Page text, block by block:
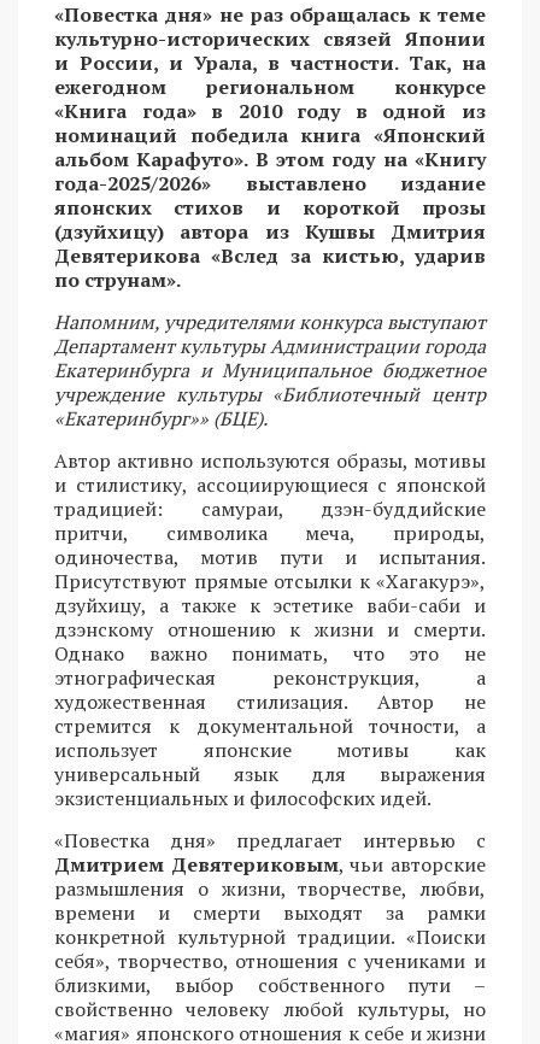
«Повестка дня» не раз обращалась к теме
культурно-исторических связей Японии
и России, и Урала, в частности. Так, на
ежегодном региональном конкурсе
«Книга года» в 2010 году в одной из
номинаций победила книга «Японский
альбом Карафуто». В этом году на «Книгу
года-2025/2026» выставлено издание
японских стихов и короткой прозы
(дзуйхицу) автора из Кушвы Дмитрия
Девятерикова «Вслед за кистью, ударив
по струнам».
Напомним, учредителями конкурса выступают
Департамент культуры Администрации города
Екатеринбурга и Муниципальное бюджетное
учреждение культуры «Библиотечный центр
«Екатеринбург»» (БЦЕ).
Автор активно используются образы, мотивы
и стилистику, ассоциирующиеся с японской
традицией: самураи, дзэн-буддийские
притчи, символика меча, природы,
одиночества, мотив пути и испытания.
Присутствуют прямые отсылки к «Хагакурэ»,
дзуйхицу, а также к эстетике ваби-саби и
дзэнскому отношению к жизни и смерти.
Однако важно понимать, что это не
этнографическая реконструкция, а
художественная стилизация. Автор не
стремится к документальной точности, а
использует японские мотивы как
универсальный язык для выражения
экзистенциальных и философских идей.
«Повестка дня» предлагает интервью с
Дмитрием Девятериковым, чьи авторские
размышления о жизни, творчестве, любви,
времени и смерти выходят за рамки
конкретной культурной традиции. «Поиски
себя», творчество, отношения с учениками и
близкими, выбор собственного пути –
свойственно человеку любой культуры, но
«магия» японского отношения к себе и жизни